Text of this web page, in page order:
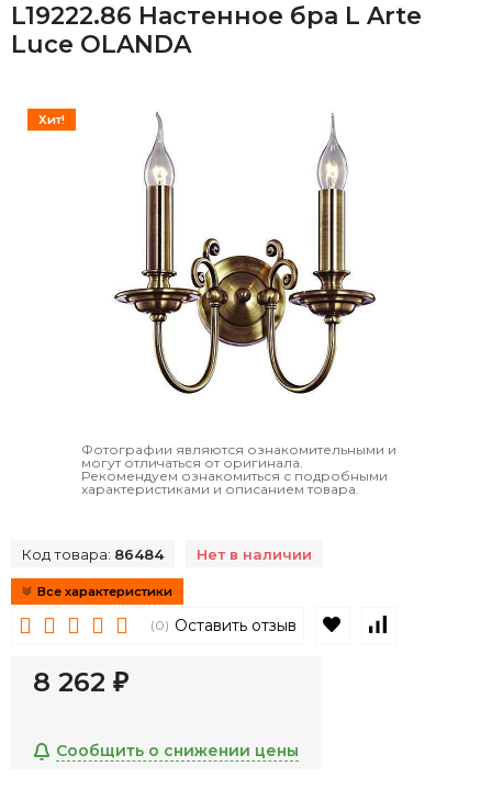
L19222.86 Настенное бра L Arte
Luce OLANDA
Хит!
Фотографии являются ознакомительными и
могут отличаться от оригинала.
Рекомендуем ознакомиться с подробными
характеристиками и описанием товара.
Код товара: 86484 Нет в наличии
Все характеристики
(0) Оставить отзыв В избранное
8 262 ₽
Сообщить о снижении цены